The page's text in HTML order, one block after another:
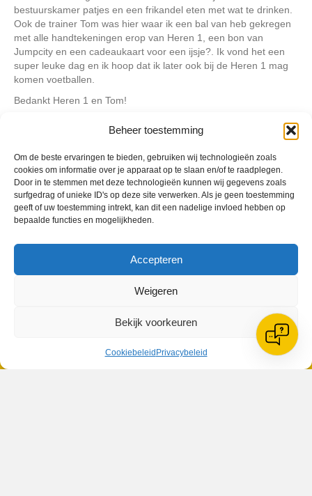
Beheer toestemming
Om de beste ervaringen te bieden, gebruiken wij technologieën zoals
cookies om informatie over je apparaat op te slaan en/of te raadplegen.
Door in te stemmen met deze technologieën kunnen wij gegevens zoals
surfgedrag of unieke ID's op deze site verwerken. Als je geen toestemming
geeft of uw toestemming intrekt, kan dit een nadelige invloed hebben op
bepaalde functies en mogelijkheden.
Accepteren
Weigeren
Bekijk voorkeuren
Cookiebeleid Privacybeleid
bestuurskamer patjes en een frikandel eten met wat te drinken.
Ook de trainer Tom was hier waar ik een bal van heb gekregen
met alle handtekeningen erop van Heren 1, een bon van
Jumpcity en een cadeaukaart voor een ijsje?. Ik vond het een
super leuke dag en ik hoop dat ik later ook bij de Heren 1 mag
komen voetballen.
Bedankt Heren 1 en Tom!
Geplaatst inBerichten seizoen 2021-2022